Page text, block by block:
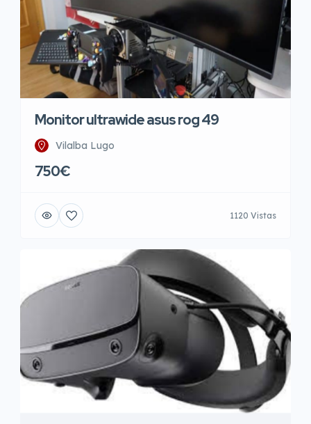
Monitor ultrawide asus rog 49
Vilalba Lugo
750€
1120 Vistas